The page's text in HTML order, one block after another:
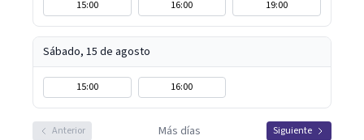
15:00 16:00 19:00
Sábado, 15 de agosto
15:00 16:00
Anterior Más días Siguiente